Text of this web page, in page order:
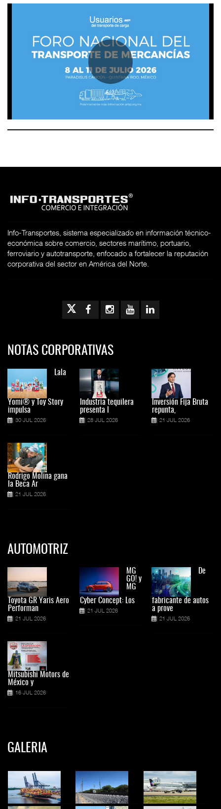
Info-Transportes, sistema especializado en información técnico-
económica sobre comercio, sectores marítimo, portuario,
ferroviario y autotransporte, enfocado a fortalecer la reputación
corporativa del sector en América del Norte.
NOTAS CORPORATIVAS
Lala
Yomi® y Toy Story
impulsa
30 JUL 2026
Rodrigo Molina gana
la Beca Ar
21 JUL 2026
Industria tequilera
presenta l
28 JUL 2026
Inversión Fija Bruta
repunta,
21 JUL 2026
AUTOMOTRIZ
Toyota GR Yaris Aero
Performan
21 JUL 2026
Mitsubishi Motors de
México y
16 JUL 2026
MG
GO! y
MG
Cyber Concept: Los
21 JUL 2026
De
fabricante de autos
a prove
21 JUL 2026
GALERIA